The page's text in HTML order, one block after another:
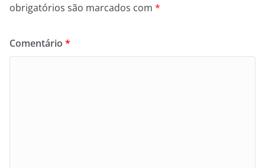
obrigatórios são marcados com *
Comentário *